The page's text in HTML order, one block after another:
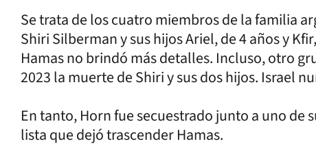
Se trata de los cuatro miembros de la familia
Shiri Silberman y sus hijos Ariel, de 4 años y
Hamas no brindó más detalles. Incluso, otro
2023 la muerte de Shiri y sus dos hijos. Israel
En tanto, Horn fue secuestrado junto a uno de
lista que dejó trascender Hamas.